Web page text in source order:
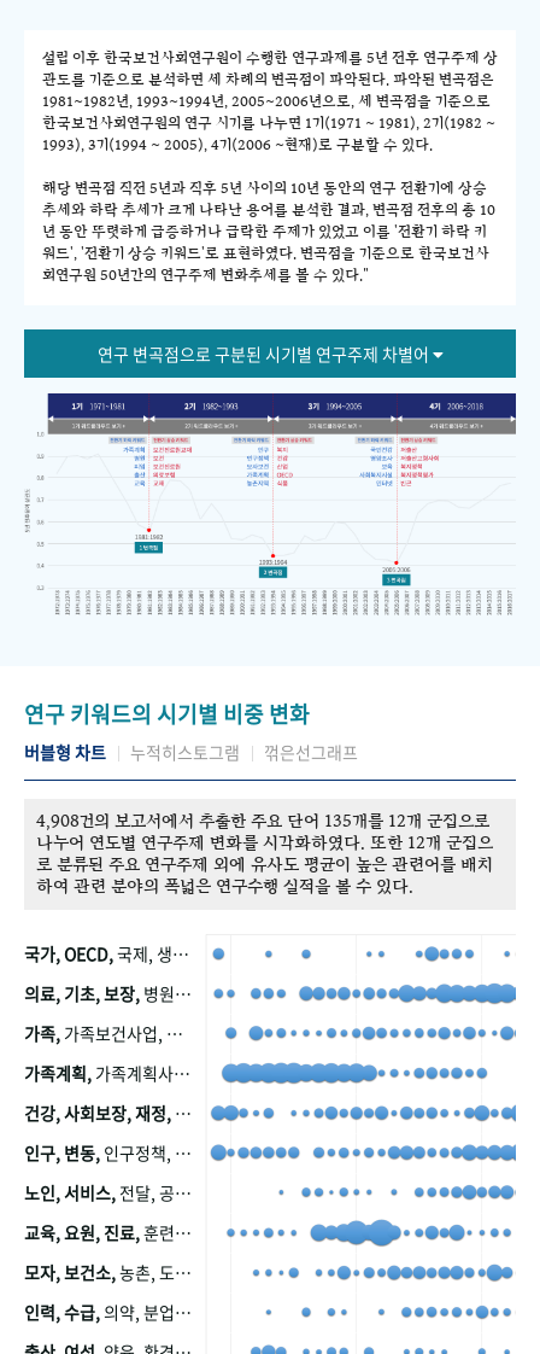
설립 이후 한국보건사회연구원이 수행한 연구과제를 5년 전후 연구주제 상
관도를 기준으로 분석하면 세 차례의 변곡점이 파악된다. 파악된 변곡점은
1981~1982년, 1993~1994년, 2005~2006년으로, 세 변곡점을 기준으로
한국보건사회연구원의 연구 시기를 나누면 1기(1971 ~ 1981), 2기(1982 ~
1993), 3기(1994 ~ 2005), 4기(2006 ~현재)로 구분할 수 있다.
해당 변곡점 직전 5년과 직후 5년 사이의 10년 동안의 연구 전환기에 상승
추세와 하락 추세가 크게 나타난 용어를 분석한 결과, 변곡점 전후의 총 10
년 동안 뚜렷하게 급증하거나 급락한 주제가 있었고 이를 '전환기 하락 키
워드', '전환기 상승 키워드'로 표현하였다. 변곡점을 기준으로 한국보건사
회연구원 50년간의 연구주제 변화추세를 볼 수 있다."
연구 변곡점으로 구분된 시기별 연구주제 차별어
연구 키워드의 시기별 비중 변화
버블형 차트 누적히스토그램 꺾은선그래프
4,908건의 보고서에서 추출한 주요 단어 135개를 12개 군집으로
나누어 연도별 연구주제 변화를 시각화하였다. 또한 12개 군집으
로 분류된 주요 연구주제 외에 유사도 평균이 높은 관련어를 배치
하여 관련 분야의 폭넓은 연구수행 실적을 볼 수 있다.
국가, OECD,국제, 생산, 아시아, 태평양, 태평양지역, 참가
의료, 기초, 보장, 병원, 가정, 연금, 연계, 공적, 일본, 생활, 국민기초생활보장제도, 국민연금, 기금, 저소득층, 근로, 자활, 급여, 환자, 의료비, 모니터링, 한국복지패널, 소득, 지표, 빈곤, 노후, 장애인
가족, 가족보건사업, 산업, 친화, 전국, 출산력
가족계획, 가족계획사업, 가족계획사업평가, 한국가족계획사업, 피임, 보급, 부인, 자궁, 피임약
건강, 사회보장, 재정,
인구, 변동, 인구정책, 저출산, 고령사회, 고령화, 이동, 남북한, 지방자치단체, 컨설팅, 복지정책평가, 집, 사회개발
노인, 서비스, 전달, 공공, 보육, 수요, 공급, 사회서비스, 데이터, 보호, 요양, 아동, 예방, 청소년, 효율, 자원
교육, 요원, 진료,훈련, 보건요원, 마을, 마을건강사업, 보조원, 진료원, 보건진료원, 보건진료원교재
모자, 보건소,농촌, 도시, 금연, 농촌지역, 모자보건사업
인력, 수급,의약, 분업, 식품, 의약품, 의사, 안전